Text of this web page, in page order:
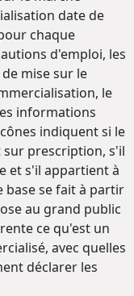
date de
chaque
d'emploi, les
mise sur le
le
informations
indiquent si le
prescription, s'il
et s'il appartient à
base se fait à partir
au grand public
ce qu'est un
avec quelles
déclarer les